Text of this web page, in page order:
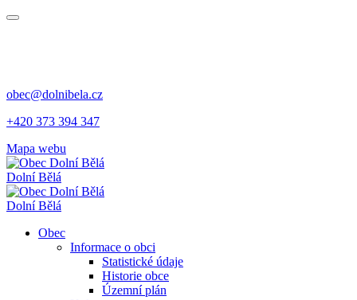
obec@dolnibela.cz
+420 373 394 347
Mapa webu
Dolní Bělá
Dolní Bělá
Obec
Informace o obci
Statistické údaje
Historie obce
Územní plán